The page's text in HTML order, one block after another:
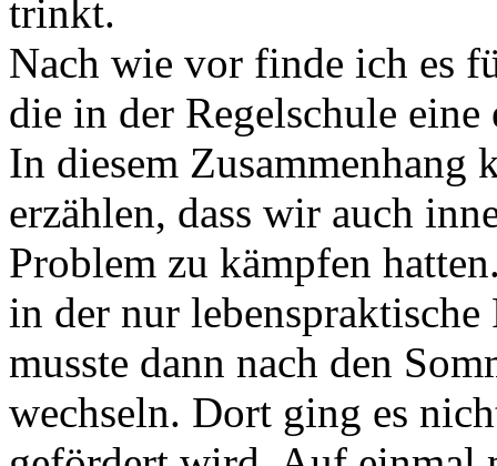
trinkt.
Nach wie vor finde ich es
die in der Regelschule eine
In diesem Zusammenhang
erzählen, dass wir auch
Problem zu kämpfen
in der nur
musste dann nach den
wechseln. Dort ging es